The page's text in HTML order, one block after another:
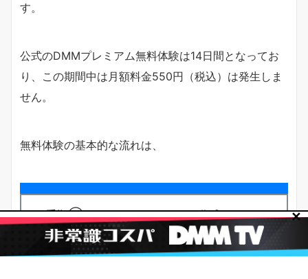
す。
公式のDMMプレミアム無料体験は14日間となってお
り、この期間中は月額料金550円（税込）は発生しま
せん。
無料体験の基本的な流れは、
手順①：DMMのアカウントを作成
手順②：DMMプレミアムに登録して無料トラ
イアルを開始
✕